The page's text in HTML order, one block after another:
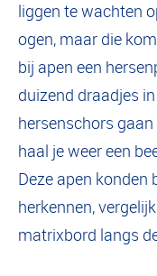
liggen te wachten
ogen, maar die
bij apen een
duizend draadjes
hersenschors
haal je weer een
Deze apen konden
herkennen,
matrixbord langs